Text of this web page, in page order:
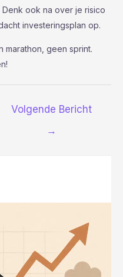
ook na over je risico
investeringsplan op.
marathon, geen sprint.
Volgende Bericht
→